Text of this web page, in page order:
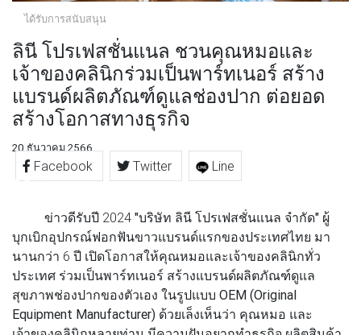
ได้รับการสนับสนุน
ลินี โปรเฟสชั่นแนล ชวนคุณหมอและ
เจ้าของคลินิกร่วมเป็นพาร์ทเนอร์ สร้าง
แบรนด์ผลิตภัณฑ์ดูแลช่องปาก ต่อยอด
สร้างโอกาสทางธุรกิจ
20 ธันวาคม 2566
Facebook Twitter Line
ข่าวดีรับปี 2024 "บริษัท ลินี โปรเฟสชั่นแนล จำกัด" ผู้
บุกเบิกอุปกรณ์ฟอกฟันขาวแบรนด์แรกของประเทศไทย มา
นานกว่า 6 ปี เปิดโอกาสให้คุณหมอและเจ้าของคลินิกทั่ว
ประเทศ ร่วมเป็นพาร์ทเนอร์ สร้างแบรนด์ผลิตภัณฑ์ดูแล
สุขภาพช่องปากของตัวเอง ในรูปแบบ OEM (Original
Equipment Manufacturer) ด้วยเล็งเห็นว่า คุณหมอ และ